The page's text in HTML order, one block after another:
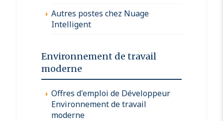
Autres postes chez Nuage
Intelligent
Environnement de travail
moderne
Offres d'emploi de Développeur
Environnement de travail
moderne